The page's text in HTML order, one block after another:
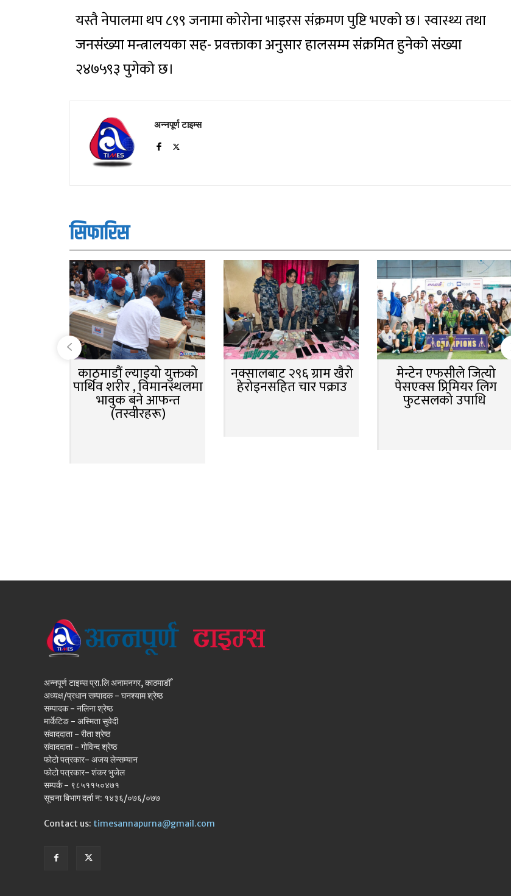
यस्तै नेपालमा थप ८९९ जनामा कोरोना भाइरस संक्रमण पुष्टि भएको छ। स्वास्थ्य तथा
जनसंख्या मन्त्रालयका सह- प्रवक्ताका अनुसार हालसम्म संक्रमित हुनेको संख्या
२४७५९३ पुगेको छ।
अन्नपूर्ण टाइम्स
सिफारिस
काठमाडौं ल्याइयो युक्तको
पार्थिव शरीर , विमानस्थलमा
भावुक बने आफन्त
(तस्वीरहरू)
नक्सालबाट २९६ ग्राम खैरो
हेरोइनसहित चार पक्राउ
मेन्टेन एफसीले जित्यो
पेसएक्स प्रिमियर लिग
फुटसलको उपाधि
अन्नपूर्ण टाइम्स प्रा.लि अनामनगर, काठमाडौँ
अध्यक्ष/प्रधान सम्पादक - घनश्याम श्रेष्ठ
सम्पादक - नलिना श्रेष्ठ
मार्केटिङ - अस्मिता सुवेदी
संवाददाता - रीता श्रेष्ठ
संवाददाता - गोविन्द श्रेष्ठ
फोटो पत्रकार- अजय लेन्सम्यान
फोटो पत्रकार- शंकर भुजेल
सम्पर्क - ९८५११५०४७१
सूचना बिभाग दर्ता न: १४३६/०७६/०७७
Contact us: timesannapurna@gmail.com